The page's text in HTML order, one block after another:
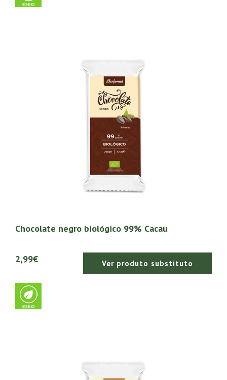
Chocolate negro biológico 99% Cacau
2,99€ Ver produto substituto